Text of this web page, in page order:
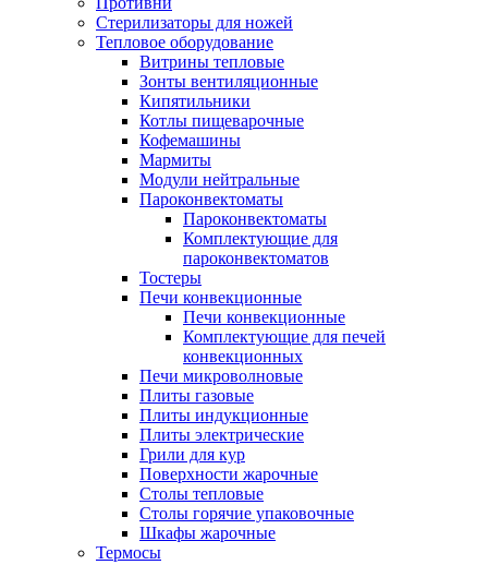
Стерилизаторы для ножей
Тепловое оборудование
Витрины тепловые
Зонты вентиляционные
Кипятильники
Котлы пищеварочные
Кофемашины
Мармиты
Модули нейтральные
Пароконвектоматы
Пароконвектоматы
Комплектующие для
пароконвектоматов
Тостеры
Печи конвекционные
Печи конвекционные
Комплектующие для печей
конвекционных
Печи микроволновые
Плиты газовые
Плиты индукционные
Плиты электрические
Грили для кур
Поверхности жарочные
Столы тепловые
Столы горячие упаковочные
Шкафы жарочные
Термосы